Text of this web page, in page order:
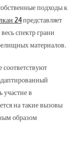
подходы к
24представляет
спектр грани
материалов.
в
на такие вызовы
образом